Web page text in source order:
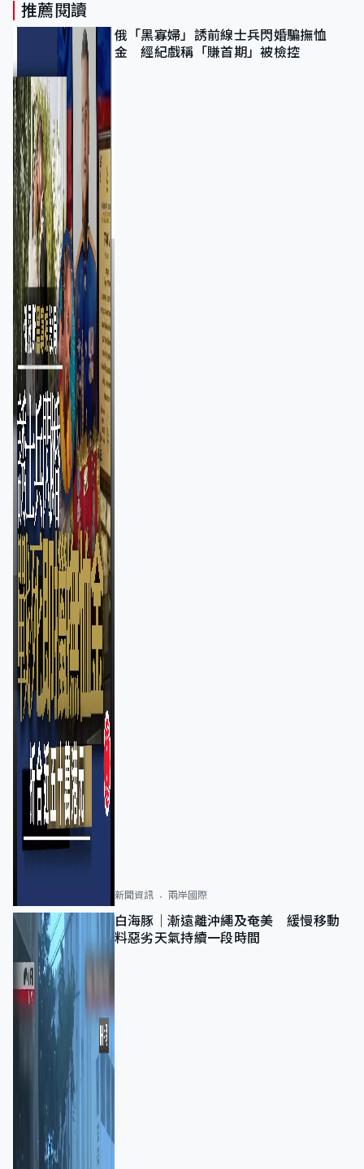
推薦閱讀
俄「黑寡婦」誘前線士兵閃婚騙撫恤
金 經紀戲稱「賺首期」被檢控
新聞資訊 兩岸國際
白海豚｜漸遠離沖繩及奄美 緩慢移動
料惡劣天氣持續一段時間